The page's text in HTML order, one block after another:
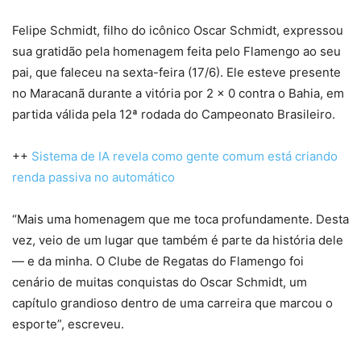
Felipe Schmidt, filho do icônico Oscar Schmidt, expressou
sua gratidão pela homenagem feita pelo Flamengo ao seu
pai, que faleceu na sexta-feira (17/6). Ele esteve presente
no Maracanã durante a vitória por 2 x 0 contra o Bahia, em
partida válida pela 12ª rodada do Campeonato Brasileiro.
++ Sistema de IA revela como gente comum está criando
renda passiva no automático
“Mais uma homenagem que me toca profundamente. Desta
vez, veio de um lugar que também é parte da história dele
— e da minha. O Clube de Regatas do Flamengo foi
cenário de muitas conquistas do Oscar Schmidt, um
capítulo grandioso dentro de uma carreira que marcou o
esporte”, escreveu.